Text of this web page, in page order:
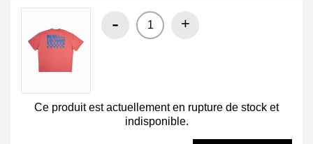
- +
Ce produit est actuellement en rupture de stock et
indisponible.